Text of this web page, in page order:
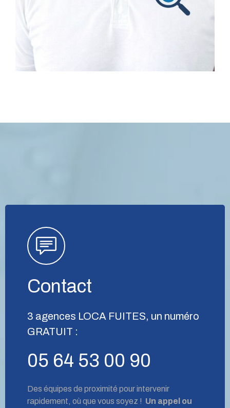
Contact
3 agences LOCA FUITES, un numéro
GRATUIT :
05 64 53 00 90
Des équipes de proximité pour intervenir
rapidement, où que vous soyez ! Un appel ou